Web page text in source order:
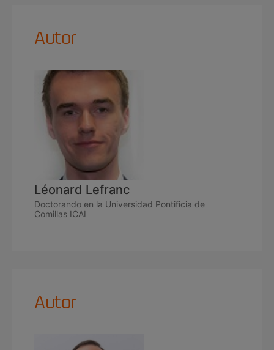
Autor
Léonard Lefranc
Doctorando en la Universidad Pontificia de
Comillas ICAI
Autor